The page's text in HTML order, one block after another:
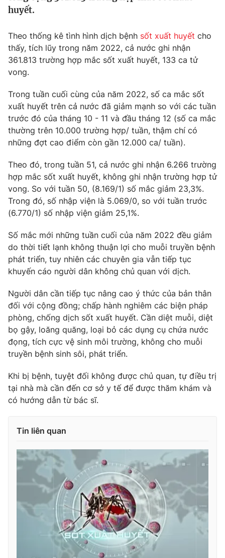
Thế giới đó đây
Câu chuyện quốc tế
Kinh tế
Tài chính
Thị trường
Góc doanh nghiệp
Dữ liệu và đời sống
Truyền hình
Phim VTV
Hậu trường
Nhân vật
Khán giả
Giải sao mai
Giải trí
Điện ảnh
Âm nhạc
Sao
Đời sống
Du lịch
Làm đẹp
Chất lượng cuộc sống
Giáo dục
Tuyển sinh
Học trực tuyến
Công nghệ
Sản phẩm
Thị trường
Giao lưu trực tuyến
Lịch phát sóng
Chuyên mục khác
Emagazine Podcast
Photo Infographic
Video Shorts video
VTV Money
VTV Sức khoẻ
Thị trường 24h Tấm lòng Việt
Vươn mình bằng AI
VTV8
Liên hệ tòa soạn English
huyết.
Theo thống kê tình hình dịch bệnh sốt xuất huyết cho
thấy, tích lũy trong năm 2022, cả nước ghi nhận
361.813 trường hợp mắc sốt xuất huyết, 133 ca tử
vong.
Trong tuần cuối cùng của năm 2022, số ca mắc sốt
xuất huyết trên cả nước đã giảm mạnh so với các tuần
trước đó của tháng 10 - 11 và đầu tháng 12 (số ca mắc
thường trên 10.000 trường hợp/ tuần, thậm chí có
những đợt cao điểm còn gần 12.000 ca/ tuần).
Theo đó, trong tuần 51, cả nước ghi nhận 6.266 trường
hợp mắc sốt xuất huyết, không ghi nhận trường hợp tử
vong. So với tuần 50, (8.169/1) số mắc giảm 23,3%.
Trong đó, số nhập viện là 5.069/0, so với tuần trước
(6.770/1) số nhập viện giảm 25,1%.
Số mắc mới những tuần cuối của năm 2022 đều giảm
do thời tiết lạnh không thuận lợi cho muỗi truyền bệnh
phát triển, tuy nhiên các chuyên gia vẫn tiếp tục
khuyến cáo người dân không chủ quan với dịch.
Người dân cần tiếp tục nâng cao ý thức của bản thân
đối với cộng đồng; chấp hành nghiêm các biện pháp
phòng, chống dịch sốt xuất huyết. Cần diệt muỗi, diệt
bọ gậy, loăng quăng, loại bỏ các dụng cụ chứa nước
đọng, tích cực vệ sinh môi trường, không cho muỗi
truyền bệnh sinh sôi, phát triển.
Khi bị bệnh, tuyệt đối không được chủ quan, tự điều trị
tại nhà mà cần đến cơ sở y tế để được thăm khám và
có hướng dẫn từ bác sĩ.
Tin liên quan